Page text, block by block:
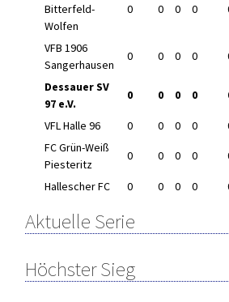
Bitterfeld-
Wolfen
0 0 0 0
VFB 1906
Sangerhausen
0 0 0 0
Dessauer SV
97 e.V.
0 0 0 0
VFL Halle 96 0 0 0 0
FC Grün-Weiß
Piesteritz
0 0 0 0
Hallescher FC 0 0 0 0
Aktuelle Serie
Höchster Sieg